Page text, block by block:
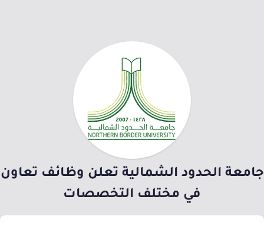
جامعة الحدود الشمالية تعلن وظائف تعاون
في مختلف التخصصات